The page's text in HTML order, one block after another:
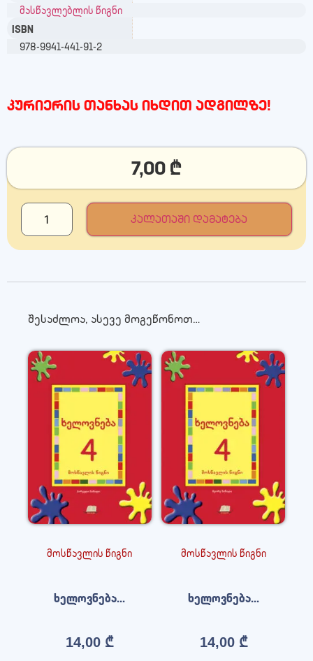
მასწავლებლის წიგნი
ISBN
978-9941-441-91-2
კურიერის თანხას იხდით ადგილზე!
7,00 ₾
კალათაში დამატება
შესაძლოა, ასევე მოგეწონოთ…
მოსწავლის წიგნი
ხელოვნება...
14,00 ₾
მოსწავლის წიგნი
ხელოვნება...
14,00 ₾